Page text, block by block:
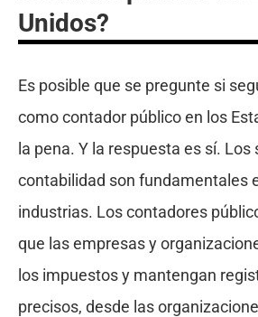
Unidos?
Es posible que se pregunte si
como contador público en los
la pena. Y la respuesta es sí. Los
contabilidad son fundamentales
industrias. Los contadores
que las empresas y
los impuestos y mantengan
precisos, desde las